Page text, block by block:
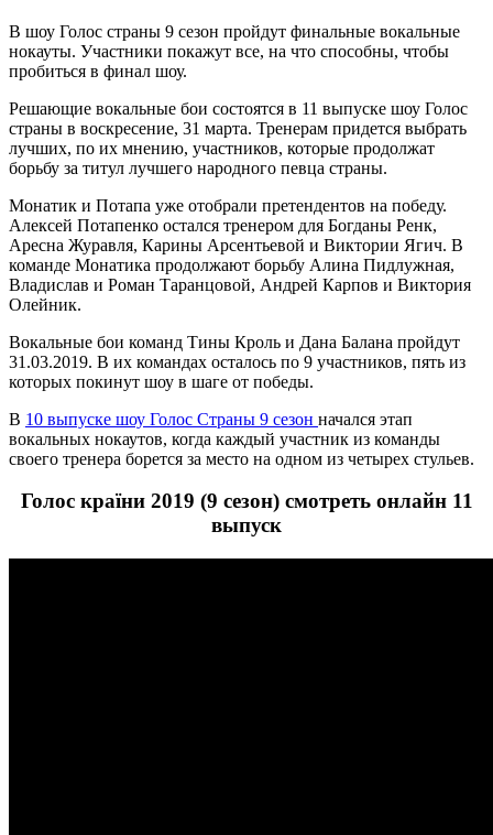
В шоу Голос страны 9 сезон пройдут финальные вокальные
нокауты. Участники покажут все, на что способны, чтобы
пробиться в финал шоу.
Решающие вокальные бои состоятся в 11 выпуске шоу Голос
страны в воскресение, 31 марта. Тренерам придется выбрать
лучших, по их мнению, участников, которые продолжат
борьбу за титул лучшего народного певца страны.
Монатик и Потапа уже отобрали претендентов на победу.
Алексей Потапенко остался тренером для Богданы Ренк,
Аресна Журавля, Карины Арсентьевой и Виктории Ягич. В
команде Монатика продолжают борьбу Алина Пидлужная,
Владислав и Роман Таранцовой, Андрей Карпов и Виктория
Олейник.
Вокальные бои команд Тины Кроль и Дана Балана пройдут
31.03.2019. В их командах осталось по 9 участников, пять из
которых покинут шоу в шаге от победы.
В 10 выпуске шоу Голос Страны 9 сезон начался этап
вокальных нокаутов, когда каждый участник из команды
своего тренера борется за место на одном из четырех стульев.
Голос країни 2019 (9 сезон) смотреть онлайн 11
выпуск